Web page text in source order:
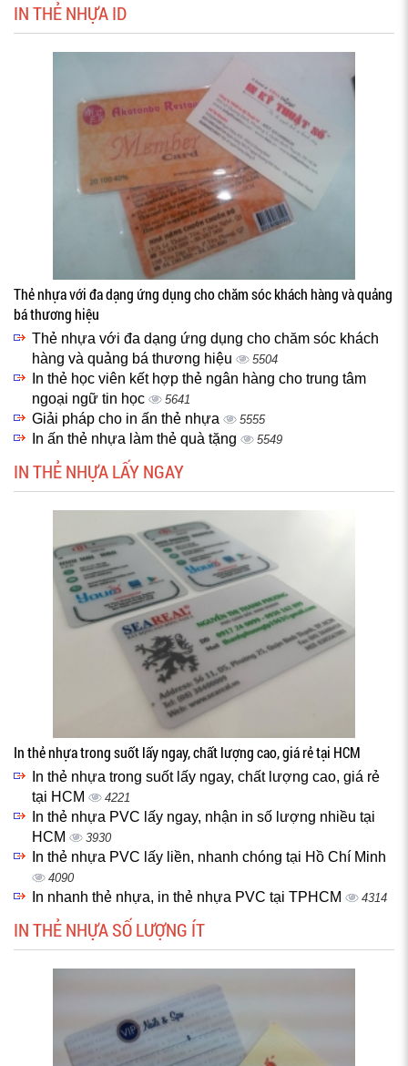
IN THẺ NHỰA ID
Thẻ nhựa với đa dạng ứng dụng cho chăm sóc khách hàng và quảng
bá thương hiệu
Thẻ nhựa với đa dạng ứng dụng cho chăm sóc khách
hàng và quảng bá thương hiệu
5504
In thẻ học viên kết hợp thẻ ngân hàng cho trung tâm
ngoại ngữ tin học
5641
Giải pháp cho in ấn thẻ nhựa 5555
In ấn thẻ nhựa làm thẻ quà tặng 5549
IN THẺ NHỰA LẤY NGAY
In thẻ nhựa trong suốt lấy ngay, chất lượng cao, giá rẻ tại HCM
In thẻ nhựa trong suốt lấy ngay, chất lượng cao, giá rẻ
tại HCM
4221
In thẻ nhựa PVC lấy ngay, nhận in số lượng nhiều tại
HCM
3930
In thẻ nhựa PVC lấy liền, nhanh chóng tại Hồ Chí Minh
4090
In nhanh thẻ nhựa, in thẻ nhựa PVC tại TPHCM 4314
IN THẺ NHỰA SỐ LƯỢNG ÍT